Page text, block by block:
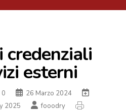
credenziali
esterni
0
26 Marzo 2024
2025
fooodry